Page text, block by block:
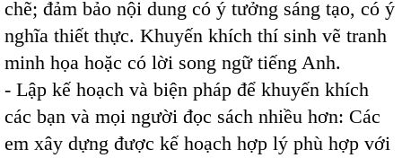
chẽ; đảm bảo nội dung có ý tưởng sáng tạo, có ý
nghĩa thiết thực. Khuyến khích thí sinh vẽ tranh
minh họa hoặc có lời song ngữ tiếng Anh.
- Lập kế hoạch và biện pháp để khuyến khích
các bạn và mọi người đọc sách nhiều hơn: Các
em xây dựng được kế hoạch hợp lý phù hợp với